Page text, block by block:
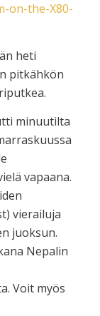
on-the-X80-
heti
pitkähkön
minuutilta
vapaana.
vierailuja
juoksun.
Nepalin
Voit myös